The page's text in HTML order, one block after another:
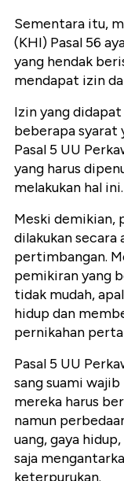
Sementara itu,
(KHI) Pasal 56
yang hendak
mendapat izin
Izin yang
beberapa syarat
Pasal 5 UU
yang harus
melakukan hal ini.
Meski demikian,
dilakukan secara
pertimbangan.
pemikiran yang
tidak mudah,
hidup dan
pernikahan
Pasal 5 UU
sang suami
mereka harus
namun
uang, gaya
saja
keterpurukan.